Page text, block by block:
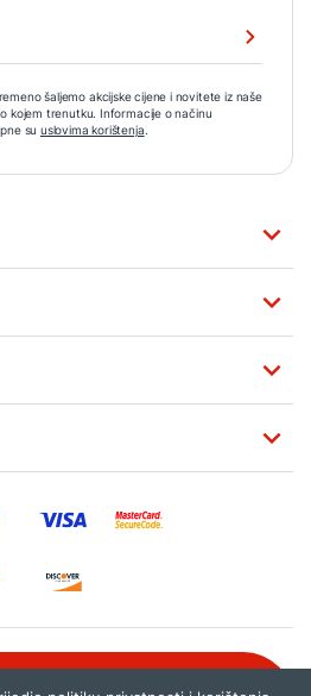
šaljemo akcijske cijene i novitete iz naše
kojem trenutku. Informacije o načinu
su uslovima korištenja.